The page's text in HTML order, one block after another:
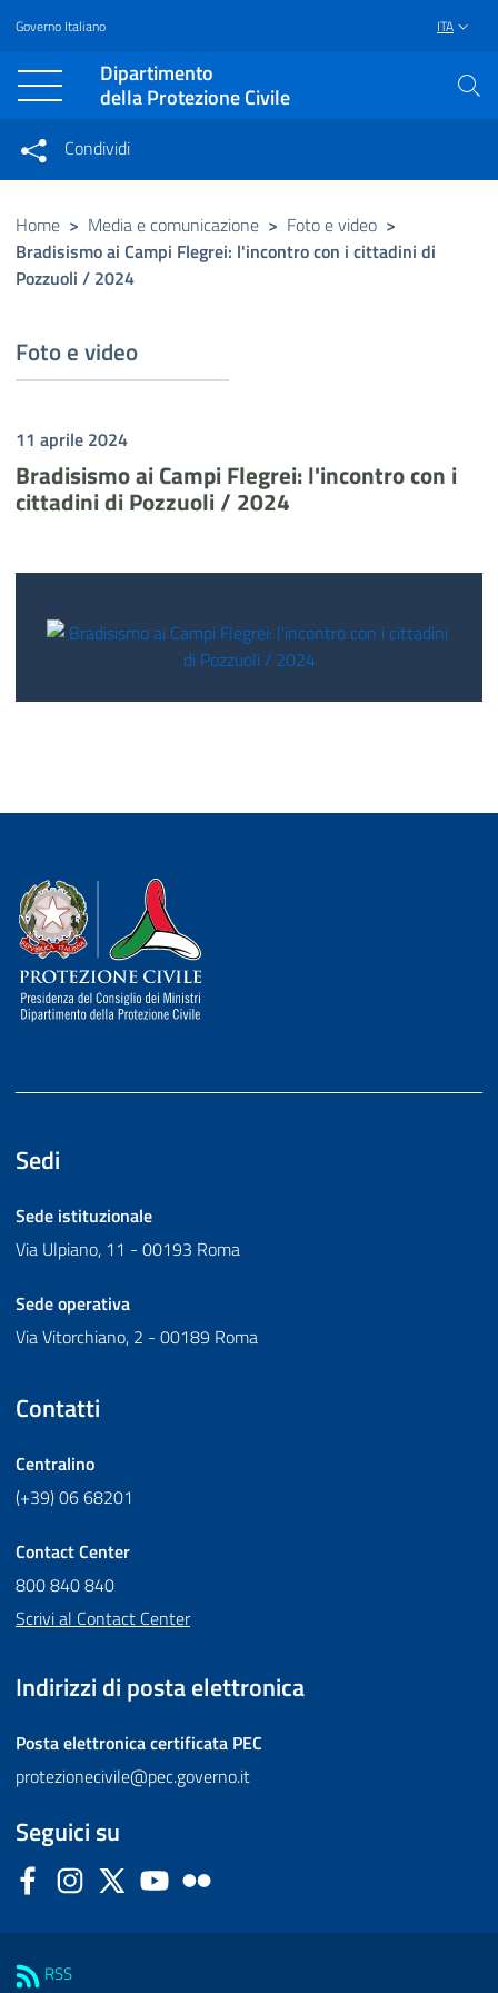
Vai al contenuto principale
Raggiungi il piè di pagina
Governo Italiano ITA
Dipartimento
della Protezione Civile
Condividi su Facebook
Condividi su Twitter
Condividi su LinkedIn
Condividi
Condividi sui social network
Home > Media e comunicazione > Foto e video >
Bradisismo ai Campi Flegrei: l'incontro con i cittadini di
Pozzuoli / 2024
Foto e video
11 aprile 2024
Bradisismo ai Campi Flegrei: l'incontro con i
cittadini di Pozzuoli / 2024
Dipartimento della Protezione Civile
Sedi
Sede istituzionale
Via Ulpiano, 11 - 00193 Roma
Sede operativa
Via Vitorchiano, 2 - 00189 Roma
Contatti
Centralino
(+39) 06 68201
Contact Center
800 840 840
Scrivi al Contact Center
Indirizzi di posta elettronica
Posta elettronica certificata PEC
protezionecivile@pec.governo.it
Seguici su
FacebookInstagram
Twitter YouTube
RSS